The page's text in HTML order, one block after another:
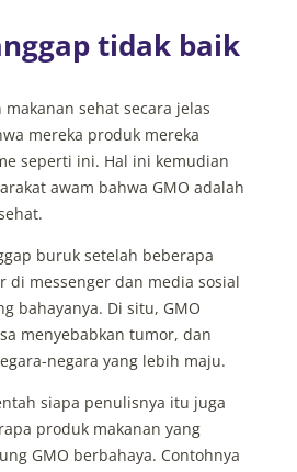
tidak baik
sehat secara jelas
mereka produk mereka
seperti ini. Hal ini kemudian
awam bahwa GMO adalah
buruk setelah beberapa
di messenger dan media sosial
bahayanya. Di situ, GMO
menyebabkan tumor, dan
negara yang lebih maju.
siapa penulisnya itu juga
produk makanan yang
GMO berbahaya. Contohnya